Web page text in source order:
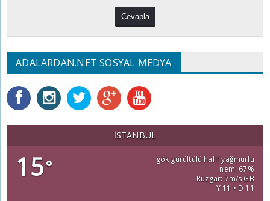
ADALARDAN.NET SOSYAL MEDYA
İSTANBUL
15°
gök gürültülü hafif yağmurlu
nem: 67%
Rüzgar: 7m/s GB
Y 11 • D 11